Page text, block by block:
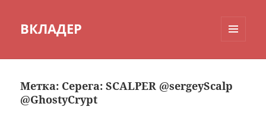
ВКЛАДЕР
Метка: Серега: SCALPER @sergeyScalp
@GhostyCrypt